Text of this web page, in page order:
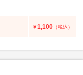
￥1,100 （税込）